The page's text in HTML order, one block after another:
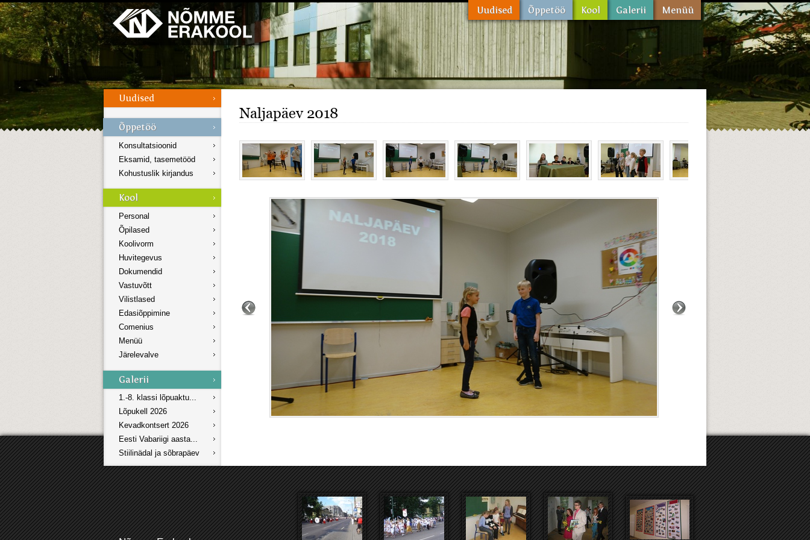
Menüü
Galerii
Konsultatsioonid
Eksamid, tasemetööd
Kohustuslik kirjandus
Personal
Õpilased
Koolivorm
Huvitegevus
Dokumendid
Vastuvõtt
Vilistlased
Edasiõppimine
Comenius
Menüü
Järelevalve
1.-8. klassi lõpuaktu...
Lõpukell 2026
Kevadkontsert 2026
Eesti Vabariigi aasta...
Stiilinädal ja sõbrapäev
Naljapäev 2018